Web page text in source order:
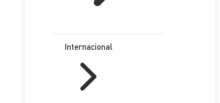
Internacional